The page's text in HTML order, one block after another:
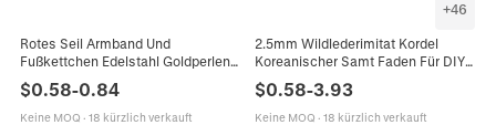
Rotes Seil Armband Und
Fußkettchen Edelstahl Goldperlen
Verstellbarer Ethnischer Schmuck
Für Damen
$0.58-0.84
Keine MOQ · 18 kürzlich verkauft
+46
2.5mm Wildlederimitat Kordel
Koreanischer Samt Faden Für DIY
Halskette Bastelzubehör Band
$0.58-3.93
Keine MOQ · 18 kürzlich verkauft